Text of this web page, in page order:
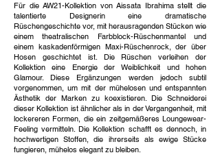
Für die AW21-Kollektion von Aissata Ibrahima stellt die
talentierte Designerin eine dramatische
Rüschengeschichte vor, mit herausragenden Stücken wie
einem theatralischen Farbblock-Rüschenmantel und
einem kaskadenförmigen Maxi-Rüschenrock, der über
Hosen geschichtet ist. Die Rüschen verleihen der
Kollektion eine Energie der Weiblichkeit und hohen
Glamour. Diese Ergänzungen werden jedoch subtil
vorgenommen, um mit der mühelosen und entspannten
Ästhetik der Marken zu koexistieren. Die Schneiderei
dieser Kollektion ist ähnlicher als in der Vergangenheit, mit
lockereren Formen, die ein zeitgemäßeres Loungewear-
Feeling vermitteln. Die Kollektion schafft es dennoch, in
hochwertigen Stoffen, die ihrerseits als ewige Stücke
fungieren, mühelos elegant zu bleiben.